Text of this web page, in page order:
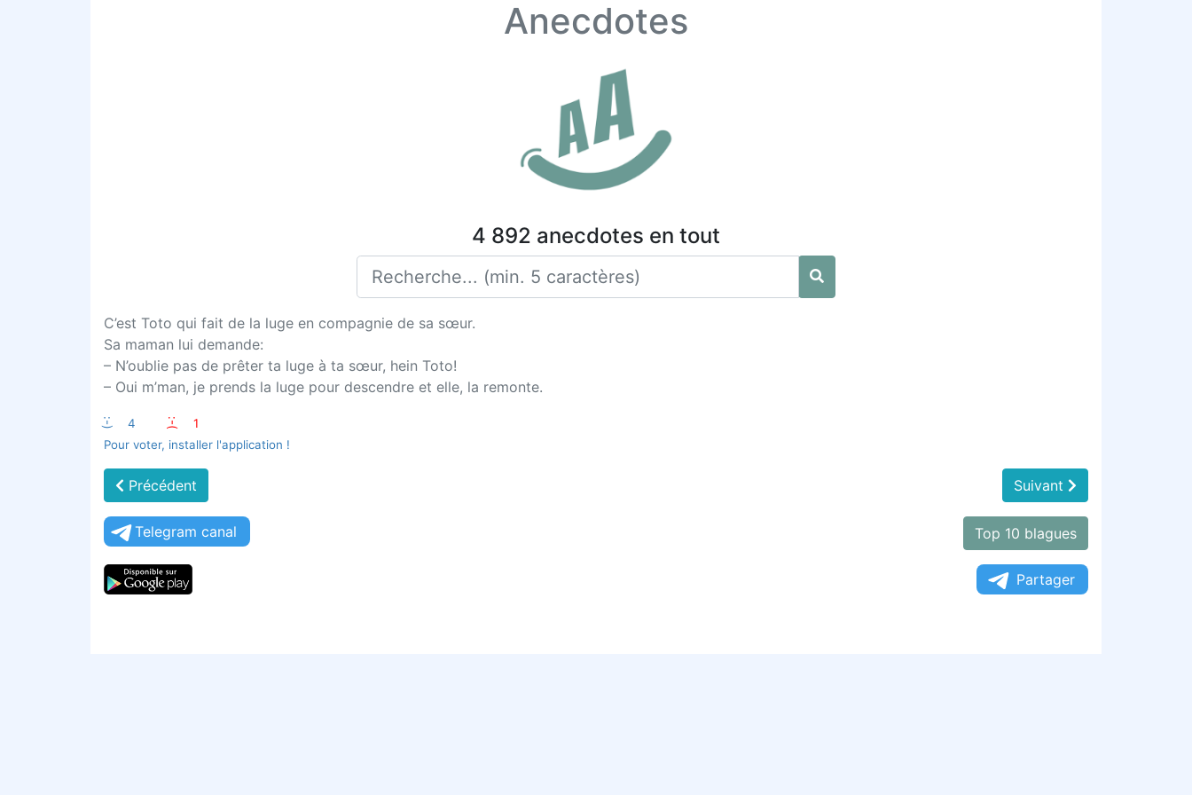
Anecdotes
4 892 anecdotes en tout
C’est Toto qui fait de la luge en compagnie de sa sœur.
Sa maman lui demande:
– N’oublie pas de prêter ta luge à ta sœur, hein Toto!
– Oui m’man, je prends la luge pour descendre et elle, la remonte.
:-) 4 :-(
1
Pour voter, installer l'application !
Précédent Suivant
Telegram canal Top 10 blagues
Partager